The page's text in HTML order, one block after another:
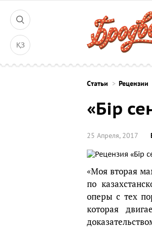
ҚЗ
Cтатьи Рецензии
«Бiр
25 Апреля, 2017
«Моя вторая
по
оперы с тех
которая